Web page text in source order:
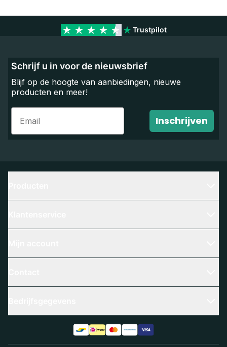
Trustpilot
Schrijf u in voor de nieuwsbrief
Blijf op de hoogte van aanbiedingen, nieuwe
producten en meer!
Email
Inschrijven